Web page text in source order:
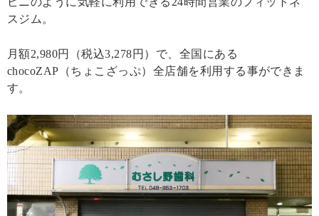
スジム。
月額2,980円（税込3,278円）で、全国にある
chocoZAP（ちょこざっぷ）全店舗を利用する事ができま
す。